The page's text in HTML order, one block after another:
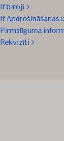
If biroji
If Apdrošināšanas
Pirmslīguma
Rekvizīti